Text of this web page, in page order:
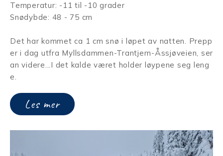
Temperatur: -11 til -10 grader
Snødybde: 48 - 75 cm
Det har kommet ca 1 cm snø i løpet av natten. Prepp
er i dag utfra Myllsdammen-Trantjern-Åssjøveien, ser
an videre...I det kalde været holder løypene seg leng
e.
Les mer